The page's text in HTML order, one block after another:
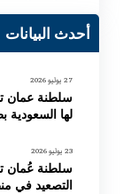
أحدث البيانات
27 يوليو 2026
سلطنة عمان
لها السعودية
23 يوليو 2026
سلطنة عُمان
التصعيد في